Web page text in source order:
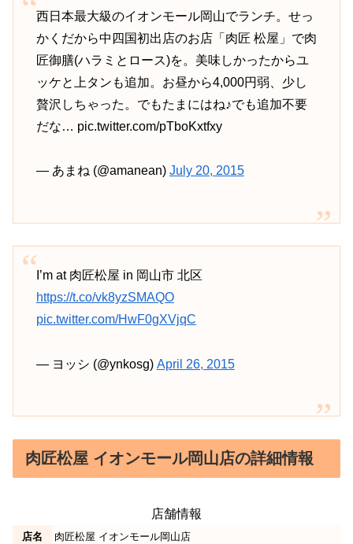
西日本最大級のイオンモール岡山でランチ。せっ
かくだから中四国初出店のお店「肉匠 松屋」で肉
匠御膳(ハラミとロース)を。美味しかったからユ
ッケと上タンも追加。お昼から4,000円弱、少し
贅沢しちゃった。でもたまにはね♪でも追加不要
だな… pic.twitter.com/pTboKxtfxy
— あまね (@amanean) July 20, 2015
I’m at 肉匠松屋 in 岡山市 北区
https://t.co/vk8yzSMAQO
pic.twitter.com/HwF0gXVjqC
— ヨッシ (@ynkosg) April 26, 2015
肉匠松屋 イオンモール岡山店の詳細情報
店舗情報
店名 肉匠松屋 イオンモール岡山店